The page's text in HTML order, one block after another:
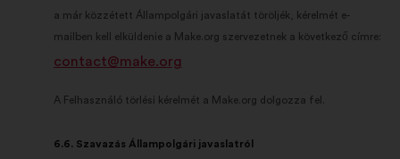
a már közzétett Állampolgári javaslatát töröljék, kérelmét e-
mailben kell elküldenie a Make.org szervezetnek a következő címre:
contact@make.org
A Felhasználó törlési kérelmét a Make.org dolgozza fel.
6.6. Szavazás Állampolgári javaslatról